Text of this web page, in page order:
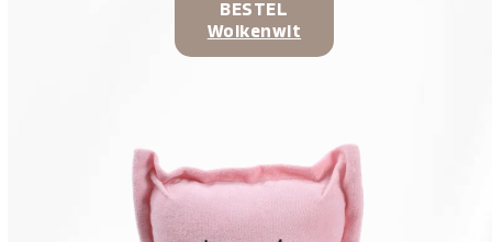
BESTEL
Wolkenwit